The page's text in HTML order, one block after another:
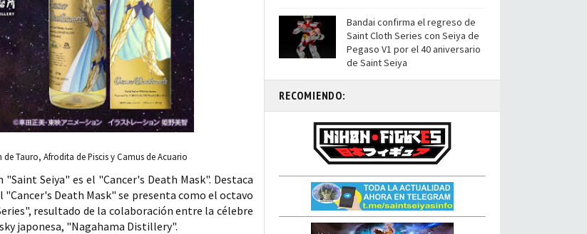
Tauro, Afrodita de Piscis y Camus de Acuario
Seiya" es el "Cancer's Death Mask". Destaca
"Cancer's Death Mask" se presenta como el octavo
resultado de la colaboración entre la célebre
japonesa, "Nagahama Distillery".
Bandai confirma el regreso de
Saint Cloth Series con Seiya de
Pegaso V1 por el 40 aniversario
de Saint Seiya
RECOMIENDO: